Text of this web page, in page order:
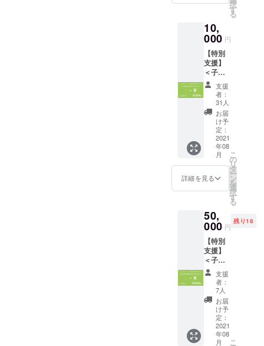
園者共
生協会
フレイ
バース
様の協
力の
元、決
めさせ
ていた
だきま
す。
※2021
年8月以
降順次
※10口に
達しな
の場合
は繰り
上げて
支援1冊
とカウ
ントし
ます
ポート
●アバ
本チ
ケット1
冊分
（20%
OFFギ
フト
コード
付き）
※一般販
売は、
アバ
ター絵
6,800円
を予定
す。 ※
お申し
込み時
に「シ
ンデレ
ラ」と
「桃太
郎」の2
種類の
うち、
お好き
な方を
お選び
いただ
ター絵
本」
で、お
子様の
素敵な
思い出
作りが
できる
ことを
願って
おりま
す。出
産祝い
や入園
祝いに
もおす
すめで
にもお
渡しで
バター
絵本チ
ケット1
冊分
（おひ
るね
アート
簡単
セット
付きギ
フト
アバ
本チ
ケット2
冊分
（30%
OFFギ
フト
コード
付き）
を発行
いたし
ます。
絵本購
入サイ
トは後
日お知
らせい
たしま
ECサイ
トリ
リース
予定）
＜リ
ターン
内容＞
●心をこ
めてお
礼の
メッ
セージ
をメー
ルで送
択
す
る
10,
000 円
【特別
支援】
＜子ど
もたち
にアバ
ター絵
本をプ
レゼン
トでき
ます権
（1人
分）＞
両親が
いな
かった
り、施
育って
いて絵
本を親
からプ
レゼン
トされ
る機会
が少な
いとい
う子ど
も達に
も「自
分が主
人公に
支援
者：
31人
お届
け予
定：
2021
年08
月
詳細を見る
こ
の
リ
タ
ー
ン
を
選
択
す
る
50,
000 円
残り18
【特別
支援】
＜子ど
もたち
にアバ
ター絵
本をプ
レゼン
トでき
ます権
（10人
支援
者：
7人
お届
け予
定：
2021
年08
月
こ